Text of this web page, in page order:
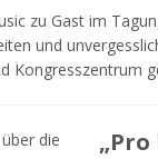
zu Gast im
und
Kongresszentrum